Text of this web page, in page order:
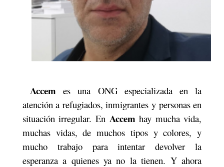
Accem es una ONG especializada en la
atención a refugiados, inmigrantes y personas en
situación irregular. En Accem hay mucha vida,
muchas vidas, de muchos tipos y colores, y
mucho trabajo para intentar devolver la
esperanza a quienes ya no la tienen. Y ahora